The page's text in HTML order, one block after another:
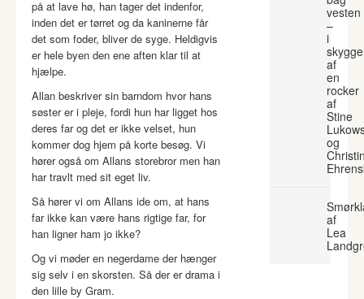
på at lave hø, han tager det indenfor,
inden det er tørret og da kaninerne får
det som foder, bliver de syge. Heldigvis
er hele byen den ene aften klar til at
hjælpe.
Allan beskriver sin barndom hvor hans
søster er i pleje, fordi hun har ligget hos
deres far og det er ikke velset, hun
kommer dog hjem på korte besøg. Vi
hører også om Allans storebror men han
har travlt med sit eget liv.
Så hører vi om Allans ide om, at hans
far ikke kan være hans rigtige far, for
han ligner ham jo ikke?
Og vi møder en negerdame der hænger
sig selv i en skorsten. Så der er drama i
den lille by Gram.
vesten
–
i
af
en
rocker
af
Stine
og
af
Lea